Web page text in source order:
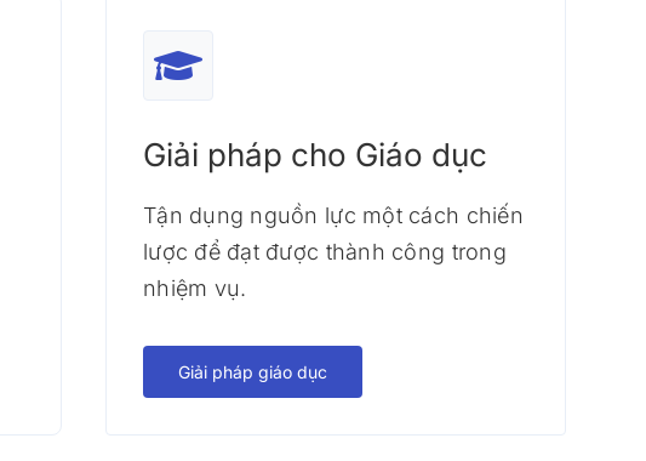
Giải pháp cho Giáo dục
Tận dụng nguồn lực một cách chiến
lược để đạt được thành công trong
nhiệm vụ.
Giải pháp giáo dục